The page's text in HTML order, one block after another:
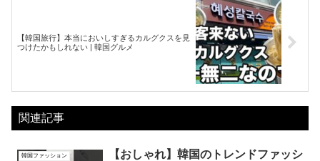
【韓国旅行】本当においしすぎるカルグクスを見
つけたかもしれない | 韓国グルメ
関連記事
韓国ファッション
【おしゃれ】韓国のトレンドファッシ